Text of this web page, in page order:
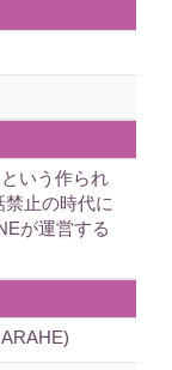
いう作られ
止の時代に
が運営する